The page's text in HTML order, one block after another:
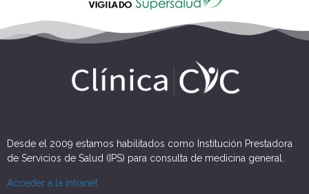
Desde el 2009 estamos habilitados como Institución Prestadora
de Servicios de Salud (IPS) para consulta de medicina general.
Acceder a la intranet